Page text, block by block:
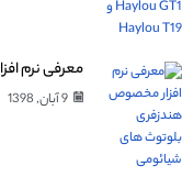
معرفی نرم
9 آبان, 1398